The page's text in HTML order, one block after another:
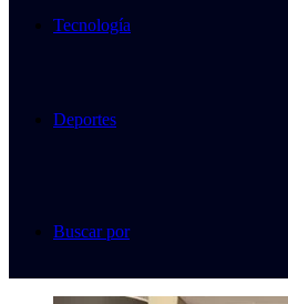
Tecnología
Deportes
Buscar por